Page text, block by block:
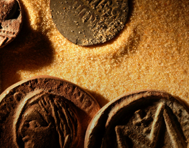
cookies